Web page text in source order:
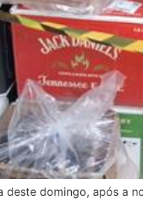
deste domingo, após